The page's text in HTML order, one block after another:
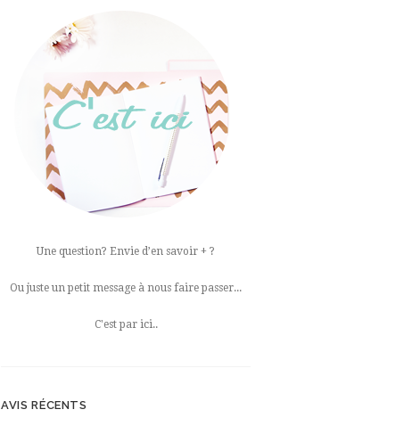
Une question? Envie d’en savoir + ?
Ou juste un petit message à nous faire passer...
C'est par ici..
AVIS RÉCENTS